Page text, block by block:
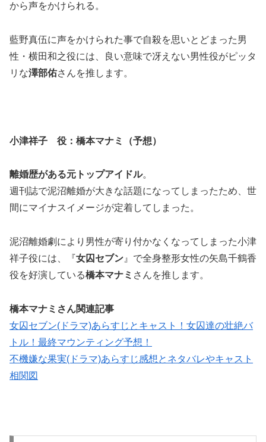
から声をかけられる。
藍野真伍に声をかけられた事で自殺を思いとどまった男
性・横田和之役には、良い意味で冴えない男性役がピッタ
リな澤部佑さんを推します。
小津祥子 役：橋本マナミ（予想）
離婚歴がある元トップアイドル。
週刊誌で泥沼離婚が大きな話題になってしまったため、世
間にマイナスイメージが定着してしまった。
泥沼離婚劇により男性が寄り付かなくなってしまった小津
祥子役には、『女囚セブン 』で全身整形女性の矢島千鶴香
役を好演している橋本マナミ さんを推します。
橋本マナミさん関連記事
女囚セブン(ドラマ)あらすじとキャスト！女囚達の壮絶バ
トル！最終マウンティング予想！
不機嫌な果実(ドラマ)あらすじ感想とネタバレやキャスト
相関図